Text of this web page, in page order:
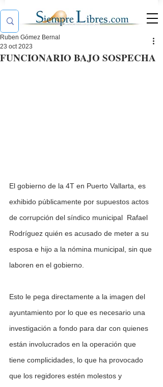
FUNCIONARIO BAJO SOSPECHA
Ruben Gómez Bernal
23 oct 2023
El gobierno de la 4T en Puerto Vallarta, es
exhibido públicamente por supuestos actos
de corrupción del síndico municipal  Rafael
Rodríguez quién es acusado de meter a su
esposa e hijo a la nómina municipal, sin que
laboren en el gobierno.
Esto le pega directamente a la imagen del
ayuntamiento por lo que es necesario una
investigación a fondo para dar con quienes
están involucrados en la operación que
tiene complicidades, lo que ha provocado
que los regidores estén molestos y